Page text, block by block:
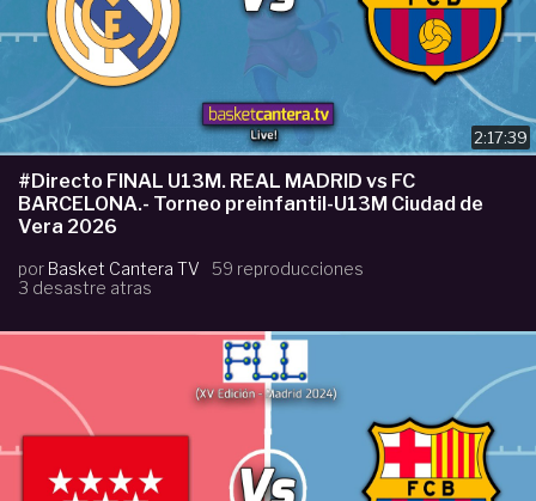
2:17:39
#Directo FINAL U13M. REAL MADRID vs FC
BARCELONA.- Torneo preinfantil-U13M Ciudad de
Vera 2026
por Basket Cantera TV
59 reproducciones
3 desastre atras